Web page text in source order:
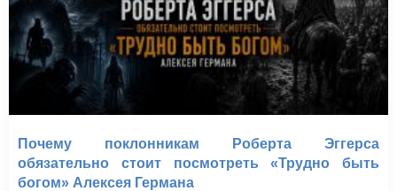
Почему поклонникам Роберта Эггерса
обязательно стоит посмотреть «Трудно быть
богом» Алексея Германа